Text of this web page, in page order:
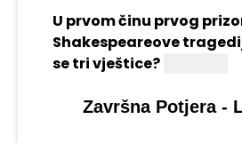
U prvom činu prvog
Shakespeareove
se tri vještice?
Završna Potjera -